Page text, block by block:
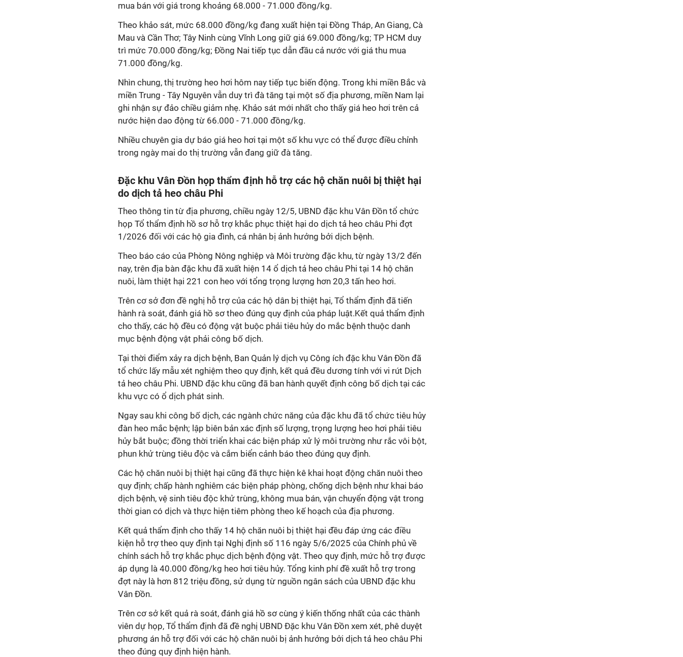
mua bán với giá trong khoảng 68.000 - 71.000 đồng/kg.
Theo khảo sát, mức 68.000 đồng/kg đang xuất hiện tại Đồng Tháp, An Giang, Cà
Mau và Cần Thơ; Tây Ninh cùng Vĩnh Long giữ giá 69.000 đồng/kg; TP HCM duy
trì mức 70.000 đồng/kg; Đồng Nai tiếp tục dẫn đầu cả nước với giá thu mua
71.000 đồng/kg.
Nhìn chung, thị trường heo hơi hôm nay tiếp tục biến động. Trong khi miền Bắc và
miền Trung - Tây Nguyên vẫn duy trì đà tăng tại một số địa phương, miền Nam lại
ghi nhận sự đảo chiều giảm nhẹ. Khảo sát mới nhất cho thấy giá heo hơi trên cả
nước hiện dao động từ 66.000 - 71.000 đồng/kg.
Nhiều chuyên gia dự báo giá heo hơi tại một số khu vực có thể được điều chỉnh
trong ngày mai do thị trường vẫn đang giữ đà tăng.
Đặc khu Vân Đồn họp thẩm định hỗ trợ các hộ chăn nuôi bị thiệt hại
do dịch tả heo châu Phi
Theo thông tin từ địa phương, chiều ngày 12/5, UBND đặc khu Vân Đồn tổ chức
họp Tổ thẩm định hồ sơ hỗ trợ khắc phục thiệt hại do dịch tả heo châu Phi đợt
1/2026 đối với các hộ gia đình, cá nhân bị ảnh hưởng bởi dịch bệnh.
Theo báo cáo của Phòng Nông nghiệp và Môi trường đặc khu, từ ngày 13/2 đến
nay, trên địa bàn đặc khu đã xuất hiện 14 ổ dịch tả heo châu Phi tại 14 hộ chăn
nuôi, làm thiệt hại 221 con heo với tổng trọng lượng hơn 20,3 tấn heo hơi.
Trên cơ sở đơn đề nghị hỗ trợ của các hộ dân bị thiệt hại, Tổ thẩm định đã tiến
hành rà soát, đánh giá hồ sơ theo đúng quy định của pháp luật.Kết quả thẩm định
cho thấy, các hộ đều có động vật buộc phải tiêu hủy do mắc bệnh thuộc danh
mục bệnh động vật phải công bố dịch.
Tại thời điểm xảy ra dịch bệnh, Ban Quản lý dịch vụ Công ích đặc khu Vân Đồn đã
tổ chức lấy mẫu xét nghiệm theo quy định, kết quả đều dương tính với vi rút Dịch
tả heo châu Phi. UBND đặc khu cũng đã ban hành quyết định công bố dịch tại các
khu vực có ổ dịch phát sinh.
Ngay sau khi công bố dịch, các ngành chức năng của đặc khu đã tổ chức tiêu hủy
đàn heo mắc bệnh; lập biên bản xác định số lượng, trọng lượng heo hơi phải tiêu
hủy bắt buộc; đồng thời triển khai các biện pháp xử lý môi trường như rắc vôi bột,
phun khử trùng tiêu độc và cắm biển cảnh báo theo đúng quy định.
Các hộ chăn nuôi bị thiệt hại cũng đã thực hiện kê khai hoạt động chăn nuôi theo
quy định; chấp hành nghiêm các biện pháp phòng, chống dịch bệnh như khai báo
dịch bệnh, vệ sinh tiêu độc khử trùng, không mua bán, vận chuyển động vật trong
thời gian có dịch và thực hiện tiêm phòng theo kế hoạch của địa phương.
Kết quả thẩm định cho thấy 14 hộ chăn nuôi bị thiệt hại đều đáp ứng các điều
kiện hỗ trợ theo quy định tại Nghị định số 116 ngày 5/6/2025 của Chính phủ về
chính sách hỗ trợ khắc phục dịch bệnh động vật. Theo quy định, mức hỗ trợ được
áp dụng là 40.000 đồng/kg heo hơi tiêu hủy. Tổng kinh phí đề xuất hỗ trợ trong
đợt này là hơn 812 triệu đồng, sử dụng từ nguồn ngân sách của UBND đặc khu
Vân Đồn.
Trên cơ sở kết quả rà soát, đánh giá hồ sơ cùng ý kiến thống nhất của các thành
viên dự họp, Tổ thẩm định đã đề nghị UBND Đặc khu Vân Đồn xem xét, phê duyệt
phương án hỗ trợ đối với các hộ chăn nuôi bị ảnh hưởng bởi dịch tả heo châu Phi
theo đúng quy định hiện hành.